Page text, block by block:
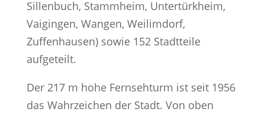
Sillenbuch, Stammheim, Untertürkheim,
Vaigingen, Wangen, Weilimdorf,
Zuffenhausen) sowie 152 Stadtteile
aufgeteilt.
Der 217 m hohe Fernsehturm ist seit 1956
das Wahrzeichen der Stadt. Von oben